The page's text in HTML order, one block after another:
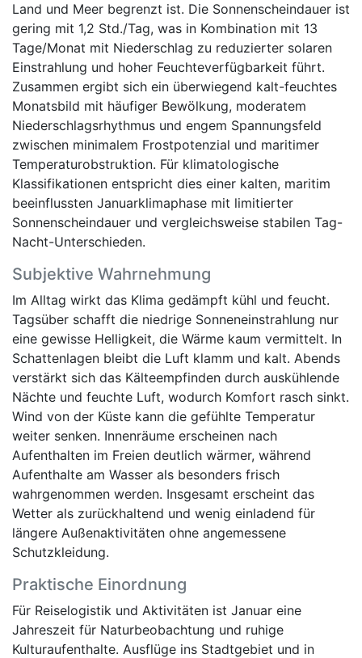
Land und Meer begrenzt ist. Die Sonnenscheindauer ist
gering mit 1,2 Std./Tag, was in Kombination mit 13
Tage/Monat mit Niederschlag zu reduzierter solaren
Einstrahlung und hoher Feuchteverfügbarkeit führt.
Zusammen ergibt sich ein überwiegend kalt-feuchtes
Monatsbild mit häufiger Bewölkung, moderatem
Niederschlagsrhythmus und engem Spannungsfeld
zwischen minimalem Frostpotenzial und maritimer
Temperaturobstruktion. Für klimatologische
Klassifikationen entspricht dies einer kalten, maritim
beeinflussten Januarklimaphase mit limitierter
Sonnenscheindauer und vergleichsweise stabilen Tag-
Nacht-Unterschieden.
Subjektive Wahrnehmung
Im Alltag wirkt das Klima gedämpft kühl und feucht.
Tagsüber schafft die niedrige Sonneneinstrahlung nur
eine gewisse Helligkeit, die Wärme kaum vermittelt. In
Schattenlagen bleibt die Luft klamm und kalt. Abends
verstärkt sich das Kälteempfinden durch auskühlende
Nächte und feuchte Luft, wodurch Komfort rasch sinkt.
Wind von der Küste kann die gefühlte Temperatur
weiter senken. Innenräume erscheinen nach
Aufenthalten im Freien deutlich wärmer, während
Aufenthalte am Wasser als besonders frisch
wahrgenommen werden. Insgesamt erscheint das
Wetter als zurückhaltend und wenig einladend für
längere Außenaktivitäten ohne angemessene
Schutzkleidung.
Praktische Einordnung
Für Reiselogistik und Aktivitäten ist Januar eine
Jahreszeit für Naturbeobachtung und ruhige
Kulturaufenthalte. Ausflüge ins Stadtgebiet und in